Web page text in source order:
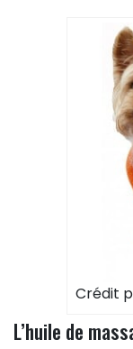
Crédit
L’huile de